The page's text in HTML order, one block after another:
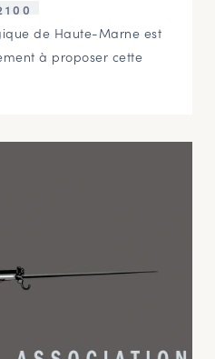
de Haute-Marne est
à proposer cette